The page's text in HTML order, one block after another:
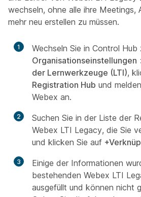
wechseln, ohne alle ihre Meetings,
mehr neu erstellen zu müssen.
1
Wechseln Sie in Control Hub
Organisationseinstellungen
der Lernwerkzeuge (LTI),
Registration Hub und
Webex an.
2
Suchen Sie in der Liste der
Webex LTI Legacy, die Sie
und klicken Sie auf
3
Einige der Informationen
bestehenden Webex LTI
ausgefüllt und können nicht